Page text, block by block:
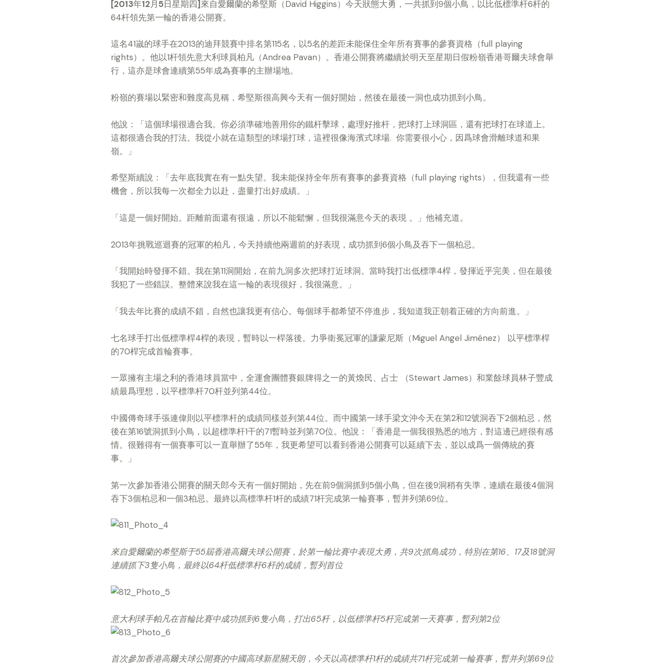
[2013年12月5日星期四] 來自愛爾蘭的希堅斯（David Higgins）今天狀態大勇，一共抓到9個小鳥，以比低標準杆6杆的
64杆領先第一輪的香港公開賽。
這名41嵗的球手在2013的迪拜競賽中排名第115名，以5名的差距未能保住全年所有賽事的參賽資格（full playing
rights）。他以1杆領先意大利球員柏凡（Andrea Pavan）。香港公開賽將繼續於明天至星期日假粉嶺香港哥爾夫球會舉
行，這亦是球會連續第55年成為賽事的主辦場地。
粉嶺的賽場以緊密和難度高見稱，希堅斯很高興今天有一個好開始，然後在最後一洞也成功抓到小鳥。
他說：「這個球場很適合我。你必須準確地善用你的鐵杆擊球，處理好推杆，把球打上球洞區，還有把球打在球道上。
這都很適合我的打法。我從小就在這類型的球場打球，這裡很像海濱式球場. 你需要很小心，因爲球會滑離球道和果
嶺。」
希堅斯續說：「去年底我實在有一點失望。我未能保持全年所有賽事的參賽資格（full playing rights），但我還有一些
機會，所以我每一次都全力以赴，盡量打出好成績。」
「這是一個好開始。距離前面還有很遠，所以不能鬆懈，但我很滿意今天的表現 。」他補充道。
2013年挑戰巡迴賽的冠軍的柏凡，今天持續他兩週前的好表現，成功抓到6個小鳥及吞下一個柏忌。
「我開始時發揮不錯。我在第11洞開始，在前九洞多次把球打近球洞。當時我打出低標準4桿，發揮近乎完美，但在最後
我犯了一些錯誤。整體來說我在這一輪的表現很好，我很滿意。」
「我去年比賽的成績不錯，自然也讓我更有信心。每個球手都希望不停進步，我知道我正朝着正確的方向前進。」
七名球手打出低標準桿4桿的表現，暫時以一桿落後。力爭衛冕冠軍的謙蒙尼斯（Miguel Angel Jiménez） 以平標準桿
的70桿完成首輪賽事。
一眾擁有主場之利的香港球員當中，全運會團體賽銀牌得之一的黃煥民、占士 （Stewart James）和業餘球員林子豐成
績最爲理想，以平標準杆70杆並列第44位。
中國傳奇球手張連偉則以平標準杆的成績同樣並列第44位。而中國第一球手梁文沖今天在第2和12號洞吞下2個柏忌，然
後在第16號洞抓到小鳥，以超標準杆1干的71暫時並列第70位。他說：「香港是一個我很熟悉的地方，對這邊已經很有感
情。很難得有一個賽事可以一直舉辦了55年，我更希望可以看到香港公開賽可以延續下去，並以成爲一個傳統的賽
事。」
第一次參加香港公開賽的關天郎今天有一個好開始，先在前9個洞抓到5個小鳥，但在後9洞稍有失準，連續在最後4個洞
吞下3個柏忌和一個3柏忌。最終以高標準杆1杆的成績71杆完成第一輪賽事，暫并列第69位。
來自愛爾蘭的希堅斯于55屆香港高爾夫球公開賽，於第一輪比賽中表現大勇，共9次抓鳥成功，特別在第16、17及18號洞
連續抓下3隻小鳥，最終以64杆低標準杆6杆的成績，暫列首位
意大利球手帕凡在首輪比賽中成功抓到6隻小鳥，打出65杆，以低標準杆5杆完成第一天賽事，暫列第2位
首次參加香港高爾夫球公開賽的中國高球新星關天朗，今天以高標準杆1杆的成績共71杆完成第一輪賽事，暫并列第69位